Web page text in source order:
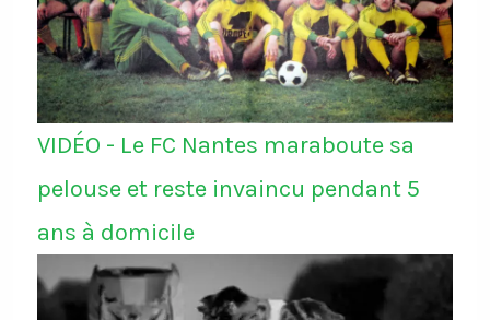
VIDÉO - Le FC Nantes maraboute sa
pelouse et reste invaincu pendant 5
ans à domicile